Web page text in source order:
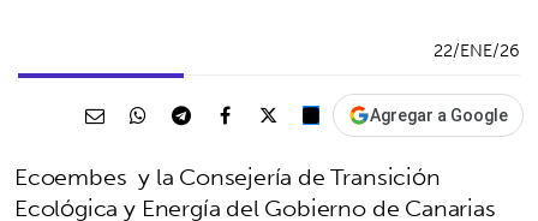
22/ENE/26
Agregar a Google
Ecoembes y la Consejería de Transición
Ecológica y Energía del Gobierno de Canarias